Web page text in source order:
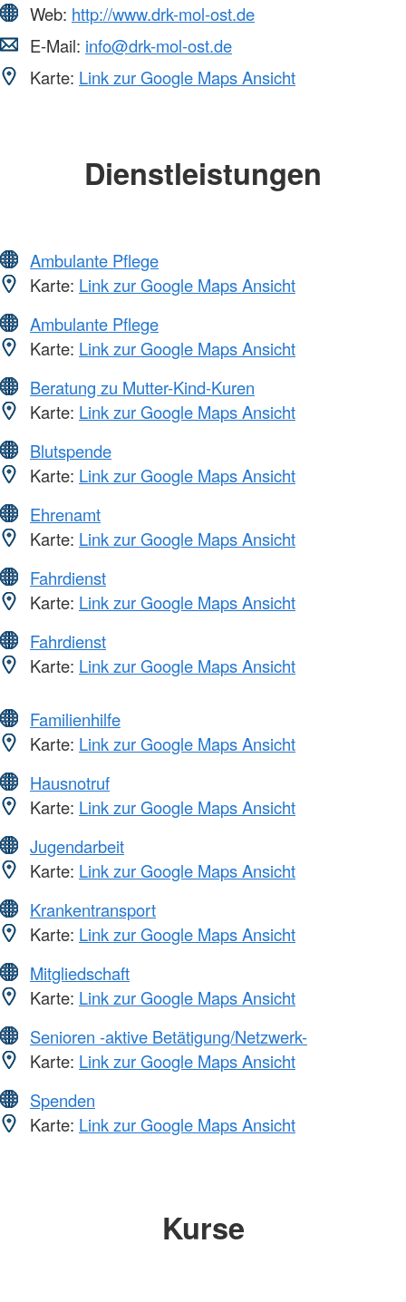
Web: http://www.drk-mol-ost.de
E-Mail: info@drk-mol-ost.de
Karte: Link zur Google Maps Ansicht
Dienstleistungen
Ambulante Pflege
Karte: Link zur Google Maps Ansicht
Ambulante Pflege
Karte: Link zur Google Maps Ansicht
Beratung zu Mutter-Kind-Kuren
Karte: Link zur Google Maps Ansicht
Blutspende
Karte: Link zur Google Maps Ansicht
Ehrenamt
Karte: Link zur Google Maps Ansicht
Fahrdienst
Karte: Link zur Google Maps Ansicht
Fahrdienst
Karte: Link zur Google Maps Ansicht
Familienhilfe
Karte: Link zur Google Maps Ansicht
Hausnotruf
Karte: Link zur Google Maps Ansicht
Jugendarbeit
Karte: Link zur Google Maps Ansicht
Krankentransport
Karte: Link zur Google Maps Ansicht
Mitgliedschaft
Karte: Link zur Google Maps Ansicht
Senioren -aktive Betätigung/Netzwerk-
Karte: Link zur Google Maps Ansicht
Spenden
Karte: Link zur Google Maps Ansicht
Kurse